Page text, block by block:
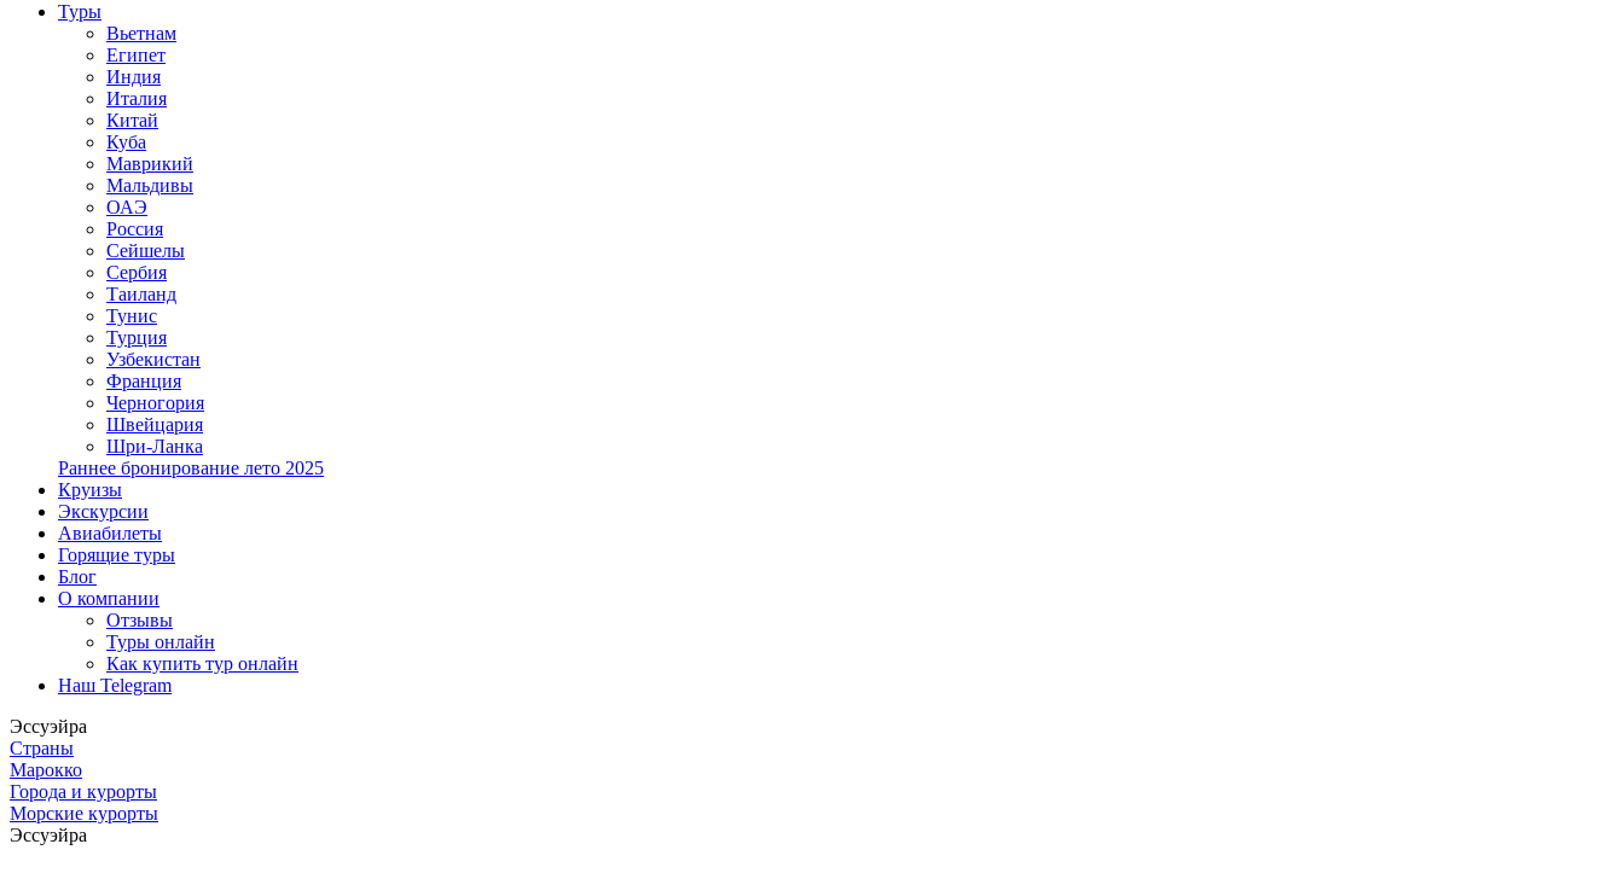
Туры
Вьетнам
Египет
Индия
Италия
Китай
Куба
Маврикий
Мальдивы
ОАЭ
Россия
Сейшелы
Сербия
Таиланд
Тунис
Турция
Узбекистан
Франция
Черногория
Швейцария
Шри-Ланка
Раннее бронирование лето 2025
Круизы
Экскурсии
Авиабилеты
Горящие туры
Блог
О компании
Отзывы
Туры онлайн
Как купить тур онлайн
Наш Telegram
Эссуэйра
Страны
Марокко
Города и курорты
Морские курорты
Эссуэйра